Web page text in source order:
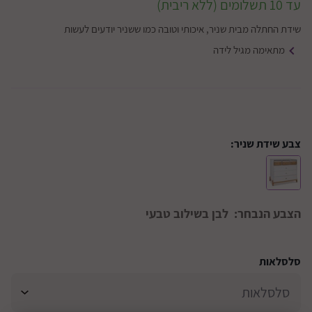
עד 10 תשלומים (ללא ריבית)
שידת החתלה מבית שניר, איכותי וטובה כמו ששניר יודעים לעשות
מתאימה מגיל לידה
צבע שידת שניר:
הצבע הנבחר: לבן בשילוב טבעי
סלסלאות